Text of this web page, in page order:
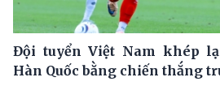
Đội tuyển Việt Nam khép
Hàn Quốc bằng chiến thắng